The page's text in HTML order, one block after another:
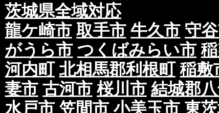
茨城県全域対応
龍ケ崎市 取手市 牛久市 守
がうら市 つくばみらい市
河内町 北相馬郡利根町 稲敷
妻市 古河市 桜川市 結城郡
水戸市 笠間市 小美玉市 東